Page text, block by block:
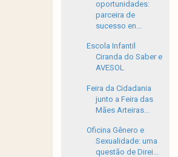
oportunidades:
parceira de
sucesso en...
Escola Infantil
Ciranda do Saber e
AVESOL
Feira da Cidadania
junto a Feira das
Mães Arteiras...
Oficina Gênero e
Sexualidade: uma
questão de Direi...